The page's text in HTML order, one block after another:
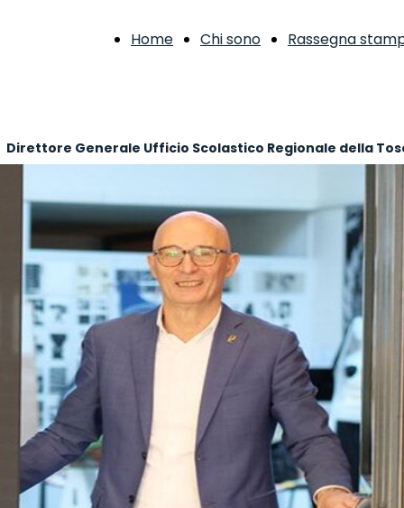
Home Chi sono Rassegna
Direttore Generale Ufficio Scolastico Regionale della